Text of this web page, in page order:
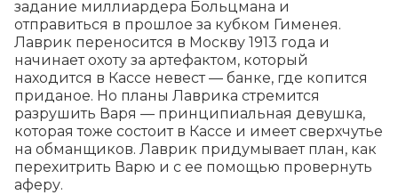
задание миллиардера Больцмана и
отправиться в прошлое за кубком Гименея.
Лаврик переносится в Москву 1913 года и
начинает охоту за артефактом, который
находится в Кассе невест — банке, где копится
приданое. Но планы Лаврика стремится
разрушить Варя — принципиальная девушка,
которая тоже состоит в Кассе и имеет сверхчутье
на обманщиков. Лаврик придумывает план, как
перехитрить Варю и с ее помощью провернуть
аферу.